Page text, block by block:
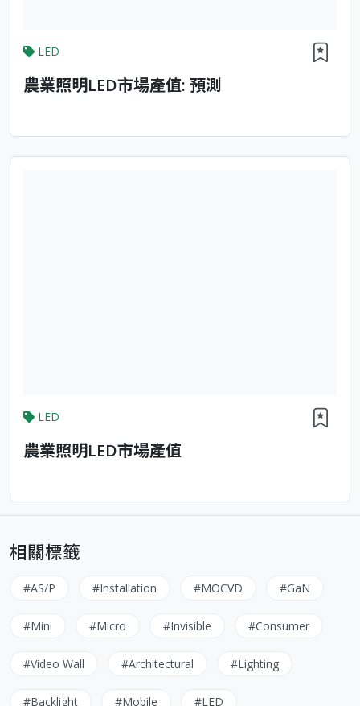
LED
農業照明LED市場產值: 預測
LED
農業照明LED市場產值
相關標籤
#AS/P #Installation #MOCVD #GaN
#Mini #Micro #Invisible #Consumer
#Video Wall #Architectural #Lighting
#Backlight #Mobile #LED